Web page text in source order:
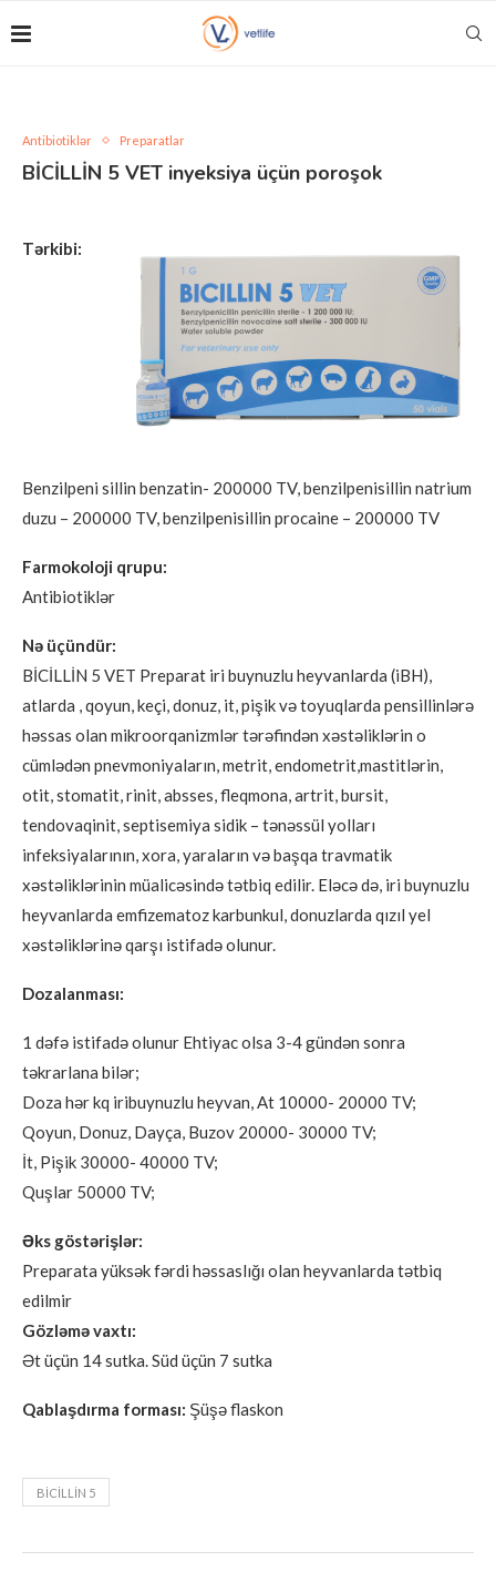
Antibiotiklər Preparatlar
BİCİLLİN 5 VET inyeksiya üçün poroşok
Tərkibi:
Benzilpeni sillin benzatin- 200000 TV, benzilpenisillin natrium
duzu – 200000 TV, benzilpenisillin procaine – 200000 TV
Farmokoloji qrupu:
Antibiotiklər
Nə üçündür:
BİCİLLİN 5 VET Preparat iri buynuzlu heyvanlarda (iBH),
atlarda , qoyun, keçi, donuz, it, pişik və toyuqlarda pensillinlərə
həssas olan mikroorqanizmlər tərəfindən xəstəliklərin o
cümlədən pnevmoniyaların, metrit, endometrit,mastitlərin,
otit, stomatit, rinit, absses, fleqmona, artrit, bursit,
tendovaqinit, septisemiya sidik – tənəssül yolları
infeksiyalarının, xora, yaraların və başqa travmatik
xəstəliklərinin müalicəsində tətbiq edilir. Eləcə də, iri buynuzlu
heyvanlarda emfizematoz karbunkul, donuzlarda qızıl yel
xəstəliklərinə qarşı istifadə olunur.
Dozalanması:
1 dəfə istifadə olunur Ehtiyac olsa 3-4 gündən sonra
təkrarlana bilər;
Doza hər kq iribuynuzlu heyvan, At 10000- 20000 TV;
Qoyun, Donuz, Dayça, Buzov 20000- 30000 TV;
İt, Pişik 30000- 40000 TV;
Quşlar 50000 TV;
Əks göstərişlər:
Preparata yüksək fərdi həssaslığı olan heyvanlarda tətbiq
edilmir
Gözləmə vaxtı:
Ət üçün 14 sutka. Süd üçün 7 sutka
Qablaşdırma forması: Şüşə flaskon
BİCİLLİN 5